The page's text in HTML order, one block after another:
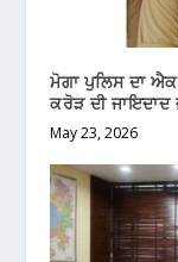
ਮੋਗਾ ਪੁਲਿਸ ਦਾ
ਕਰੋੜ ਦੀ ਜਾਇਦਾਦ
May 23, 2026